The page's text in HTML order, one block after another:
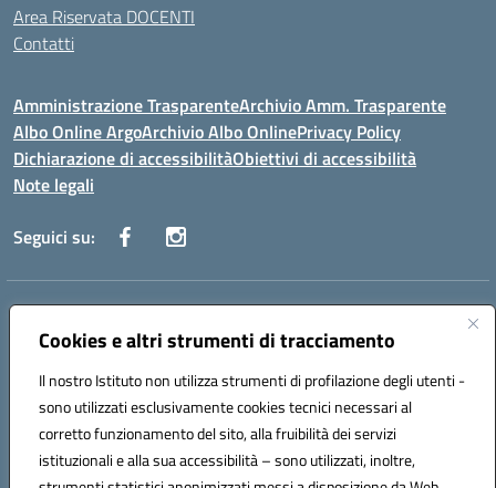
Cookies e altri strumenti di tracciamento
Il nostro Istituto non utilizza strumenti di profilazione degli utenti -
sono utilizzati esclusivamente cookies tecnici necessari al
corretto funzionamento del sito, alla fruibilità dei servizi
istituzionali e alla sua accessibilità – sono utilizzati, inoltre,
Area Riservata DOCENTI
Contatti
Amministrazione TrasparenteArchivio Amm. Trasparente
Albo Online ArgoArchivio Albo OnlinePrivacy Policy
Dichiarazione di accessibilitàObiettivi di accessibilità
Note legali
Seguici su:
Indirizzo:
Centralino:0823 742191 Email:CEIC8BC00Q@istruzione.it
Codice fiscale: 93117040613
Codice meccanografico:
CEIC8BC00Q
Codice Indice delle Pubbliche Amministrazioni (IPA): icpgd